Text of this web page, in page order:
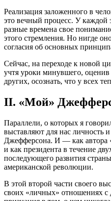
Реализация заложенного в
это вечный процесс. У каждой
разные времена свое
этого стремления. Но нигде
согласия об основных
Сейчас, на переходе к новой
учтя уроки минувшего,
других, осознать, что у всех
II. «Мой»
Параллели, о которых я
выставляют для нас личность
Джефферсона. И — как автора
и как президента в течение
последующего развития
американской революции.
В этой второй части своего
своих «личных» отношениях